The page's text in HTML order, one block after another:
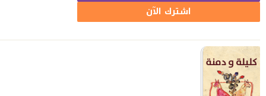
اشترك الآن